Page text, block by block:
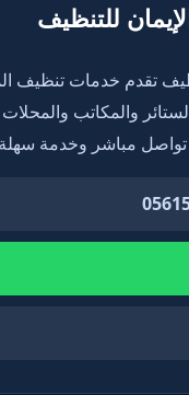
للتنظيف
تقدم خدمات تنظيف
والمكاتب والمحلات
تواصل مباشر وخدمة